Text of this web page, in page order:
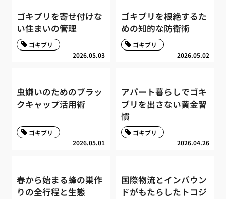
ゴキブリを寄せ付けな
い住まいの管理
2026.05.03
ゴキブリ
ゴキブリを根絶するた
めの知的な防衛術
2026.05.02
ゴキブリ
虫嫌いのためのブラッ
クキャップ活用術
2026.05.01
ゴキブリ
アパート暮らしでゴキ
ブリを出さない黄金習
慣
2026.04.26
ゴキブリ
春から始まる蜂の巣作
りの全行程と生態
国際物流とインバウン
ドがもたらしたトコジ